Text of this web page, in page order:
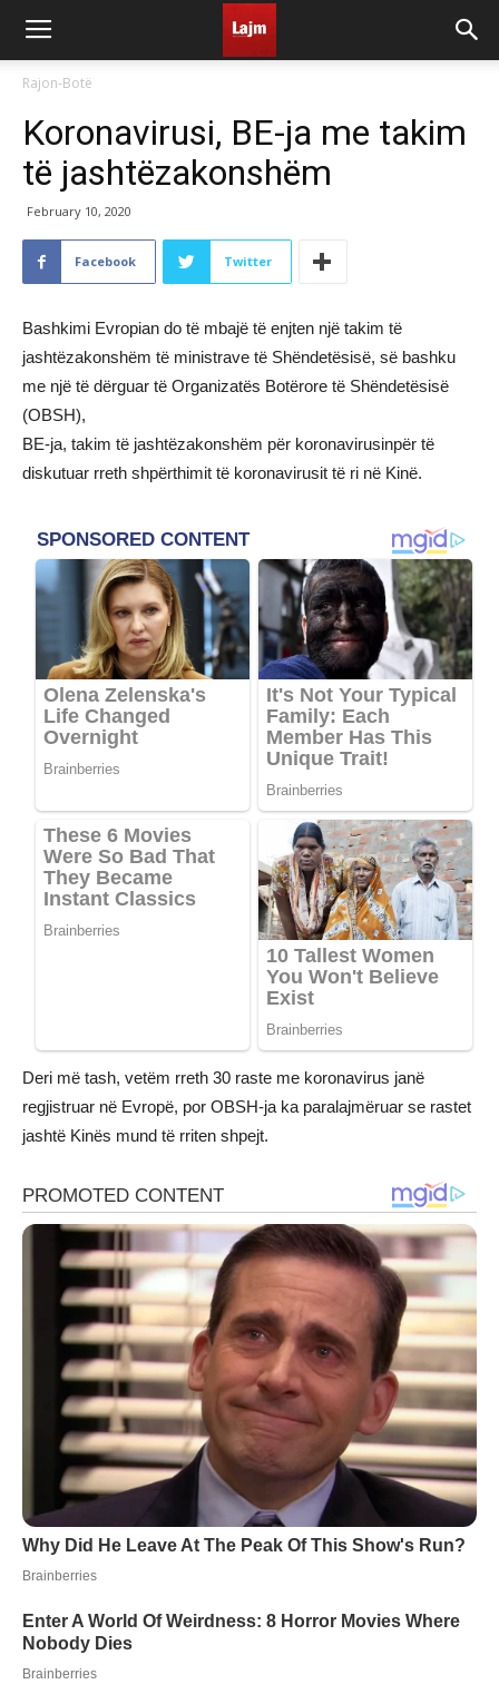
Rajon-Botë
Koronavirusi, BE-ja me takim
të jashtëzakonshëm
February 10, 2020
Facebook Twitter
Bashkimi Evropian do të mbajë të enjten një takim të
jashtëzakonshëm të ministrave të Shëndetësisë, së bashku
me një të dërguar të Organizatës Botërore të Shëndetësisë
(OBSH),
BE-ja, takim të jashtëzakonshëm për koronavirusinpër të
diskutuar rreth shpërthimit të koronavirusit të ri në Kinë.
Deri më tash, vetëm rreth 30 raste me koronavirus janë
regjistruar në Evropë, por OBSH-ja ka paralajmëruar se rastet
jashtë Kinës mund të rriten shpejt.